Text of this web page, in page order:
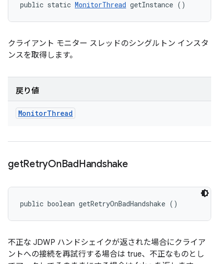
public static MonitorThread getInstance ()
クライアント モニター スレッドのシングルトン インスタ
ンスを取得します。
戻り値
MonitorThread
getRetryOnBadHandshake
public boolean getRetryOnBadHandshake ()
不正な JDWP ハンドシェイクが返された場合にクライア
ントへの接続を再試行する場合は true、不正なものとし